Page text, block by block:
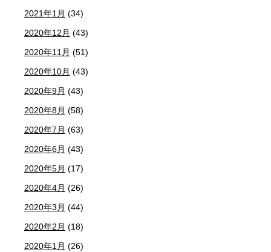
2021年1月 (34)
2020年12月 (43)
2020年11月 (51)
2020年10月 (43)
2020年9月 (43)
2020年8月 (58)
2020年7月 (63)
2020年6月 (43)
2020年5月 (17)
2020年4月 (26)
2020年3月 (44)
2020年2月 (18)
2020年1月 (26)